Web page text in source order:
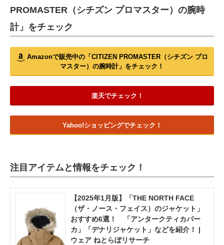
PROMASTER（シチズン プロマスター）の腕時
計」をチェック
Amazonで販売中の「CITIZEN PROMASTER（シチズン プロ
マスター）の腕時計」をチェック！
楽天でチェック！
Yahoo!ショッピングでチェック！
注目アイテムと情報をチェック！
【2025年1月版】「THE NORTH FACE
（ザ・ノース・フェイス）のジャケット」
おすすめ6選！ 「アンタークティカパー
カ」「デナリジャケット」などを紹介！ |
ウェア ねとらぼリサーチ